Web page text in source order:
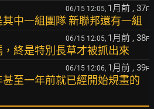
06/15 12:05, 1月前 , 37F
中一組團隊 新聯邦還有一組
06/15 12:05, 1月前 , 38F
終是特別長草才被抓出來
06/15 12:06, 1月前 , 39F
至一年前就已經開始規畫的